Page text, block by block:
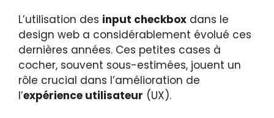
L’utilisation des input checkbox dans le
design web a considérablement évolué ces
dernières années. Ces petites cases à
cocher, souvent sous-estimées, jouent un
rôle crucial dans l’amélioration de
l’expérience utilisateur (UX).